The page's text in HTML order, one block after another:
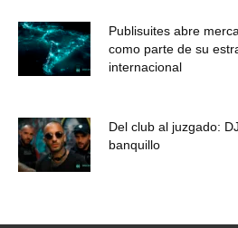
Publisuites abre
como parte de su
internacional
Del club al juzgado:
banquillo